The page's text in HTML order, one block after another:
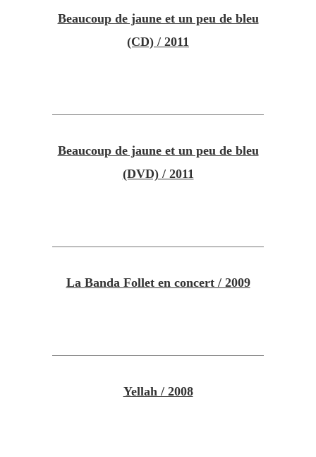
Beaucoup de jaune et un peu de bleu
(CD) / 2011
Beaucoup de jaune et un peu de bleu
(DVD) / 2011
La Banda Follet en concert / 2009
Yellah / 2008